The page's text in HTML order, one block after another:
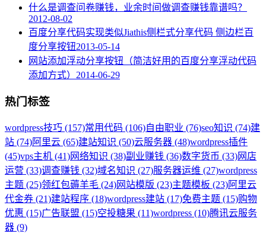
什么是调查问卷赚钱，业余时间做调查赚钱靠谱吗？
2012-08-02
百度分享代码实现类似Jiathis侧栏式分享代码 侧边栏百
度分享按钮2013-05-14
网站添加浮动分享按钮（简洁好用的百度分享浮动代码
添加方式） 2014-06-29
热门标签
wordpress技巧 (157)常用代码 (106)自由职业 (76)seo知识 (74)建
站 (74)阿里云 (65)建站知识 (50)云服务器 (48)wordpress插件
(45)vps主机 (41)网络知识 (38)副业赚钱 (36)数字货币 (33)网店
运营 (33)调查赚钱 (32)域名知识 (27)服务器运维 (27)wordpress
主题 (25)领红包薅羊毛 (24)网站模版 (23)主题模板 (23)阿里云
代金券 (21)建站程序 (18)wordpress建站 (17)免费主题 (15)购物
优惠 (15)广告联盟 (15)空投糖果 (11)wordpress (10)腾讯云服务
器 (9)